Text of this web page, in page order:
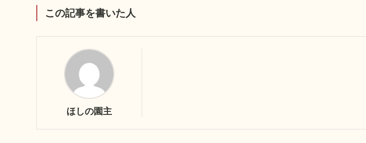
この記事を書いた人
ほしの園主